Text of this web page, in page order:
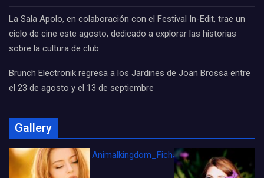
La Sala Apolo, en colaboración con el Festival In-Edit, trae un
ciclo de cine este agosto, dedicado a explorar las historias
sobre la cultura de club
Brunch Electronik regresa a los Jardines de Joan Brossa entre
el 23 de agosto y el 13 de septiembre
Gallery
Animalkingdom_FichaCine